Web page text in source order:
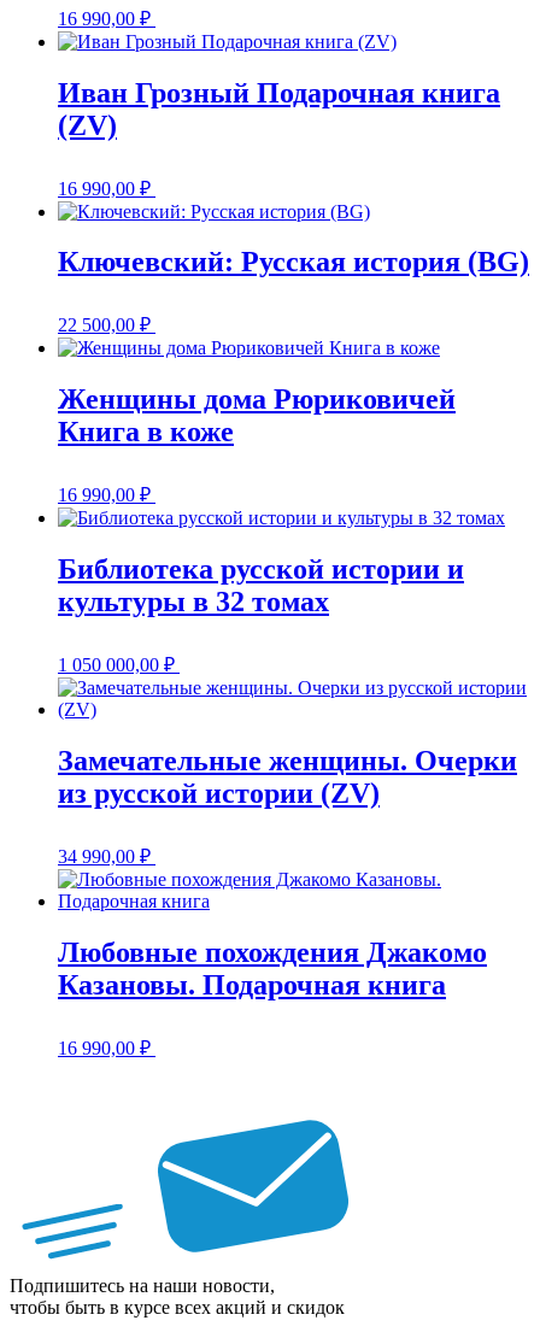
16 990,00 ₽
Иван Грозный Подарочная книга
(ZV)
16 990,00 ₽
Ключевский: Русская история (BG)
22 500,00 ₽
Женщины дома Рюриковичей
Книга в коже
16 990,00 ₽
Библиотека русской истории и
культуры в 32 томах
1 050 000,00 ₽
Замечательные женщины. Очерки
из русской истории (ZV)
34 990,00 ₽
Любовные похождения Джакомо
Казановы. Подарочная книга
16 990,00 ₽
Подпишитесь на наши новости,
чтобы быть в курсе всех акций и скидок